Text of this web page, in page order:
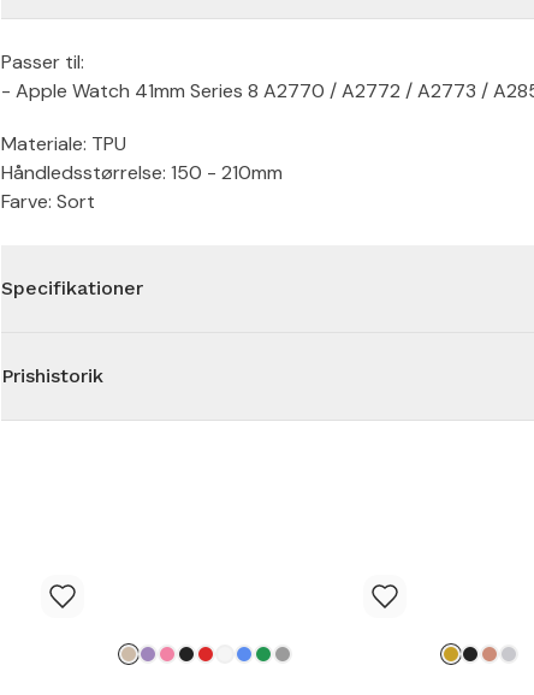
Passer til:
- Apple Watch 41mm Series 8 A2770 / A2772 / A2773 /
Materiale: TPU
Håndledsstørrelse: 150 - 210mm
Farve: Sort
Specifikationer
Prishistorik